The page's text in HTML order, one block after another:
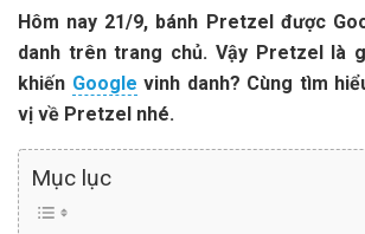
Hôm nay 21/9, bánh Pretzel được
danh trên trang chủ. Vậy Pretzel là
khiến Google vinh danh? Cùng tìm
vị về Pretzel nhé.
Mục lục